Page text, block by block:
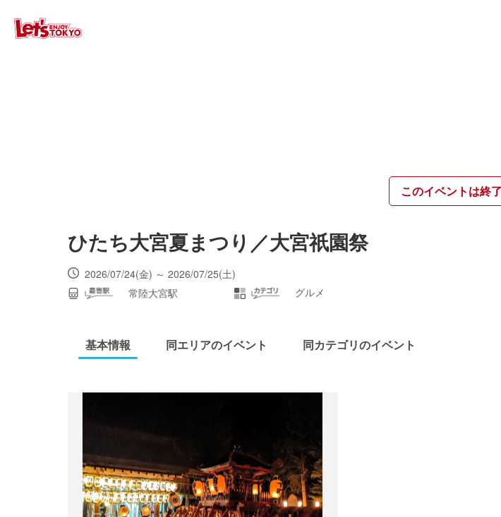
このイベントは終
ひたち大宮夏まつり／大宮祇園祭
2026/07/24(金) ～ 2026/07/25(土)
常陸大宮駅
グルメ
基本情報 同エリアのイベント 同カテゴリのイベント